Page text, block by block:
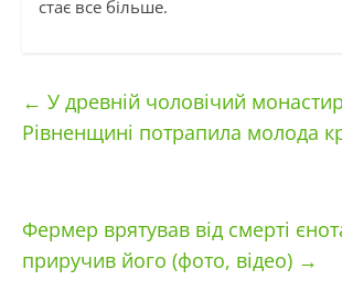
стає все більше.
← У древній чоловічий
Рівненщині потрапила молода
Фермер врятував від смерті
приручив його (фото, відео) →